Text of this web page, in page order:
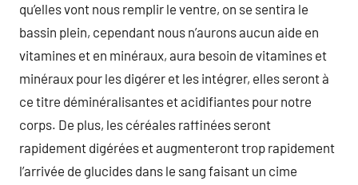
qu’elles vont nous remplir le ventre, on se sentira le
bassin plein, cependant nous n’aurons aucun aide en
vitamines et en minéraux, aura besoin de vitamines et
minéraux pour les digérer et les intégrer, elles seront à
ce titre déminéralisantes et acidifiantes pour notre
corps. De plus, les céréales raffinées seront
rapidement digérées et augmenteront trop rapidement
l’arrivée de glucides dans le sang faisant un cime